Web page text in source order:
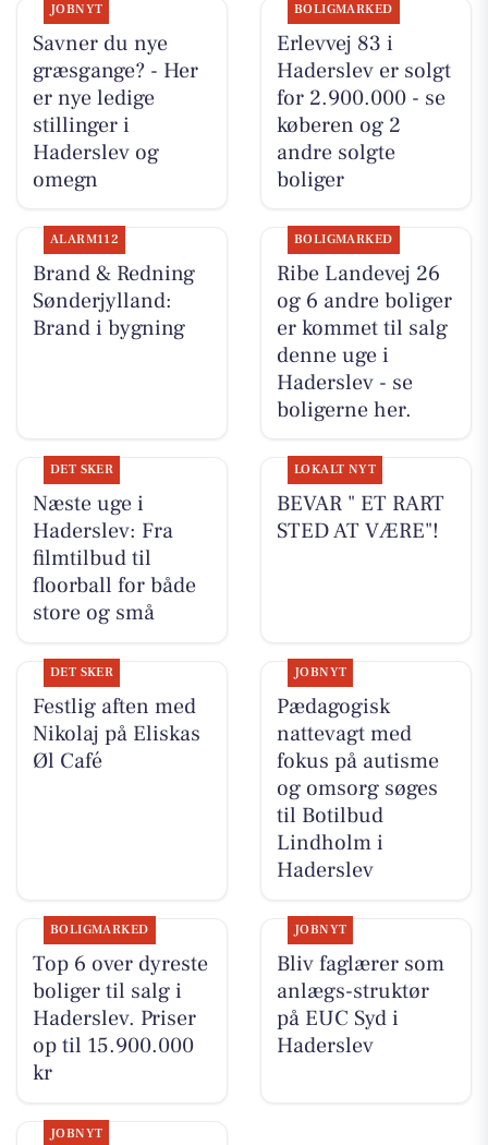
JOBNYT
Savner du nye
græsgange? - Her
er nye ledige
stillinger i
Haderslev og
omegn
BOLIGMARKED
Erlevvej 83 i
Haderslev er solgt
for 2.900.000 - se
køberen og 2
andre solgte
boliger
ALARM112
Brand & Redning
Sønderjylland:
Brand i bygning
BOLIGMARKED
Ribe Landevej 26
og 6 andre boliger
er kommet til salg
denne uge i
Haderslev - se
boligerne her.
DET SKER
Næste uge i
Haderslev: Fra
filmtilbud til
floorball for både
store og små
LOKALT NYT
BEVAR " ET RART
STED AT VÆRE"!
DET SKER
Festlig aften med
Nikolaj på Eliskas
Øl Café
JOBNYT
Pædagogisk
nattevagt med
fokus på autisme
og omsorg søges
til Botilbud
Lindholm i
Haderslev
BOLIGMARKED
Top 6 over dyreste
boliger til salg i
Haderslev. Priser
op til 15.900.000
kr
JOBNYT
Bliv faglærer som
anlægs-struktør
på EUC Syd i
Haderslev
JOBNYT